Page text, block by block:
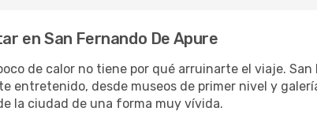
en San Fernando De Apure
de calor no tiene por qué arruinarte el viaje.
entretenido, desde museos de primer nivel y
la ciudad de una forma muy vívida.